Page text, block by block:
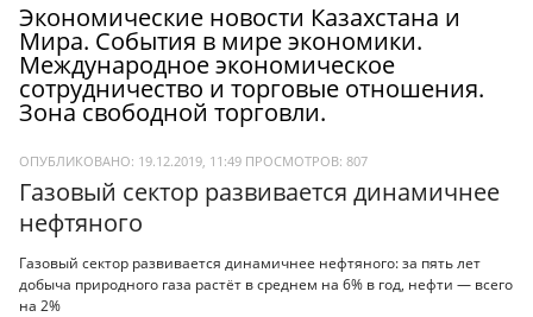
Экономические новости Казахстана и
Мира. События в мире экономики.
Международное экономическое
сотрудничество и торговые отношения.
Зона свободной торговли.
ОПУБЛИКОВАНО: 19.12.2019, 11:49 ПРОСМОТРОВ: 807
Газовый сектор развивается динамичнее
нефтяного
Газовый сектор развивается динамичнее нефтяного: за пять лет
добыча природного газа растёт в среднем на 6% в год, нефти — всего
на 2%